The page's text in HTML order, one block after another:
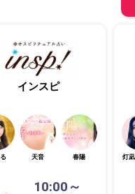
インスピ
天音 春陽
10:00～
灯